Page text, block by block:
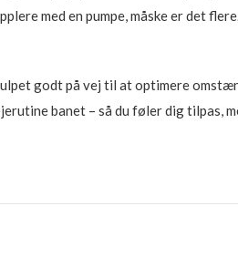
med en pumpe, måske er det
godt på vej til at optimere
banet – så du føler dig tilpas,